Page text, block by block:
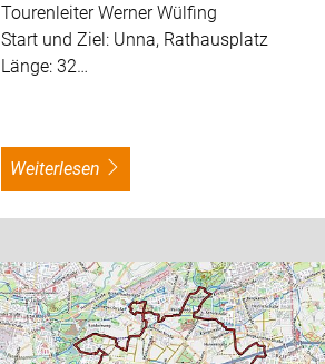
Tourenleiter Werner Wülfing
Start und Ziel: Unna, Rathausplatz
Länge: 32…
weiterlesen